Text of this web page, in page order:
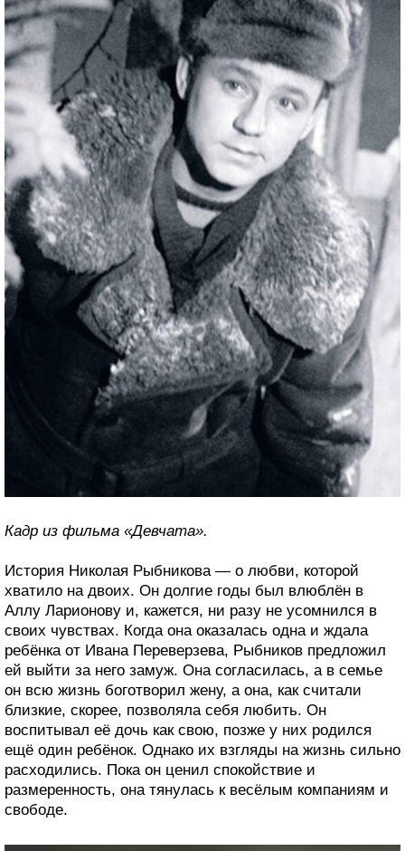
Кадр из фильма «Девчата».
История Николая Рыбникова — о любви, которой
хватило на двоих. Он долгие годы был влюблён в
Аллу Ларионову и, кажется, ни разу не усомнился в
своих чувствах. Когда она оказалась одна и ждала
ребёнка от Ивана Переверзева, Рыбников предложил
ей выйти за него замуж. Она согласилась, а в семье
он всю жизнь боготворил жену, а она, как считали
близкие, скорее, позволяла себя любить. Он
воспитывал её дочь как свою, позже у них родился
ещё один ребёнок. Однако их взгляды на жизнь сильно
расходились. Пока он ценил спокойствие и
размеренность, она тянулась к весёлым компаниям и
свободе.